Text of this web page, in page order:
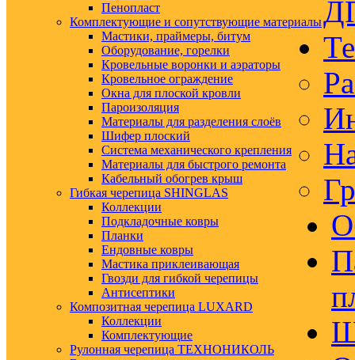
Пенопласт
Комплектующие и сопутствующие материалы
Мастики, праймеры, битум
Оборудование, горелки
Кровельные воронки и аэраторы
Кровельное ограждение
Окна для плоской кровли
Пароизоляция
Материалы для разделения слоёв
Шифер плоский
Система механического крепления
Материалы для быстрого ремонта
Кабельный обогрев крыш
Гибкая черепица SHINGLAS
Коллекции
Подкладочные ковры
Планки
Ендовные ковры
Мастика приклеивающая
Гвозди для гибкой черепицы
Антисептики
Композитная черепица LUXARD
Коллекции
Комплектующие
Рулонная черепица ТЕХНОНИКОЛЬ